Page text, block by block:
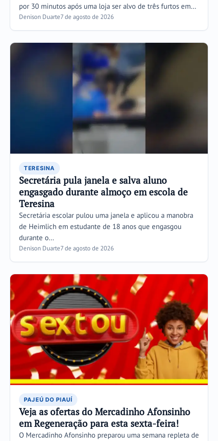
por 30 minutos após uma loja ser alvo de três furtos em…
Denison Duarte7 de agosto de 2026
TERESINA
Secretária pula janela e salva aluno
engasgado durante almoço em escola de
Teresina
Secretária escolar pulou uma janela e aplicou a manobra
de Heimlich em estudante de 18 anos que engasgou
durante o…
Denison Duarte7 de agosto de 2026
PAJEÚ DO PIAUÍ
Veja as ofertas do Mercadinho Afonsinho
em Regeneração para esta sexta-feira!
O Mercadinho Afonsinho preparou uma semana repleta de